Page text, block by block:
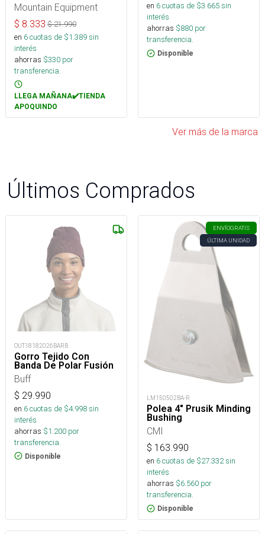
Mountain Equipment
$ 8.333 $21.990
en 6cuotas de $1.389sin
interés
ahorras $330 por
transferencia.
LLEGA MAÑANA✔️TIENDA
APOQUINDO
en 6cuotas de $3.665sin
interés
ahorras $880 por
transferencia.
Disponible
Ver más de la marca
Últimos Comprados
OUT18182026BARB
Gorro Tejido Con
Banda De Polar Fusión
Buff
$ 29.990
en 6cuotas de $4.998sin
interés
ahorras $1.200 por
transferencia.
Disponible
ENVÍOGRATIS
ÚLTIMA UNIDAD
LM150502BA-R
Polea 4" Prusik Minding
Bushing
CMI
$ 163.990
en 6cuotas de $27.332sin
interés
ahorras $6.560 por
transferencia.
Disponible